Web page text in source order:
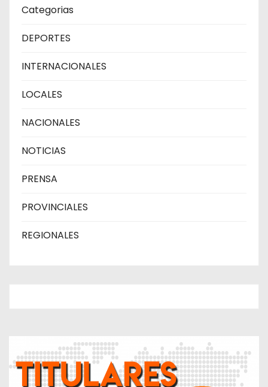
Categorias
DEPORTES
INTERNACIONALES
LOCALES
NACIONALES
NOTICIAS
PRENSA
PROVINCIALES
REGIONALES